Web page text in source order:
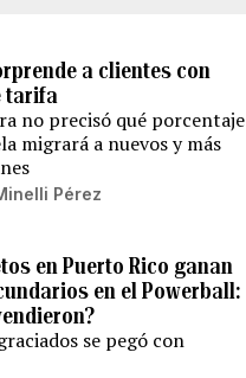
a clientes con
tarifa
no precisó qué porcentaje
migrará a nuevos y más
Pérez
en Puerto Rico ganan
en el Powerball:
se pegó con